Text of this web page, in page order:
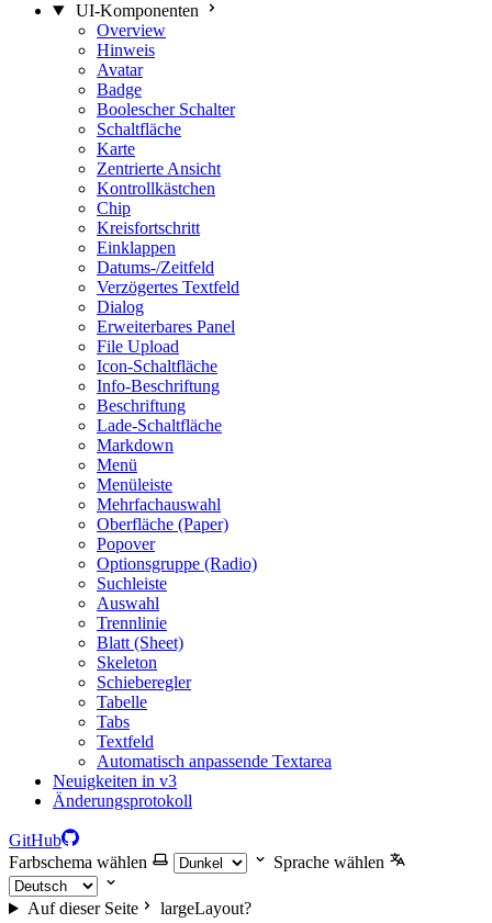
UI-Komponenten
Overview
Hinweis
Avatar
Badge
Boolescher Schalter
Schaltfläche
Karte
Zentrierte Ansicht
Kontrollkästchen
Chip
Kreisfortschritt
Einklappen
Datums-/Zeitfeld
Verzögertes Textfeld
Dialog
Erweiterbares Panel
File Upload
Icon-Schaltfläche
Info-Beschriftung
Beschriftung
Lade-Schaltfläche
Markdown
Menü
Menüleiste
Mehrfachauswahl
Oberfläche (Paper)
Popover
Optionsgruppe (Radio)
Suchleiste
Auswahl
Trennlinie
Blatt (Sheet)
Skeleton
Schieberegler
Tabelle
Tabs
Textfeld
Automatisch anpassende Textarea
Neuigkeiten in v3
Änderungsprotokoll
GitHub
Farbschema wählen
Sprache wählen
Auf dieser Seite largeLayout?